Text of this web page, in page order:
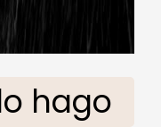
hago